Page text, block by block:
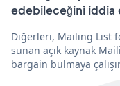
edebileceğini iddia
Diğerleri, Mailing List
sunan açık kaynak
bargain bulmaya